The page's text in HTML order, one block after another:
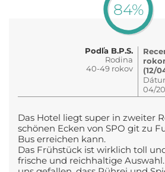
84%
Podľa B.P.S.
Rodina
40-49 rokov
(12/
04/
Das Hotel liegt super in zweiter
schönen Ecken von SPO git zu
Bus erreichen kann.
Das Frühstück ist wirklich toll
frische und reichhaltige